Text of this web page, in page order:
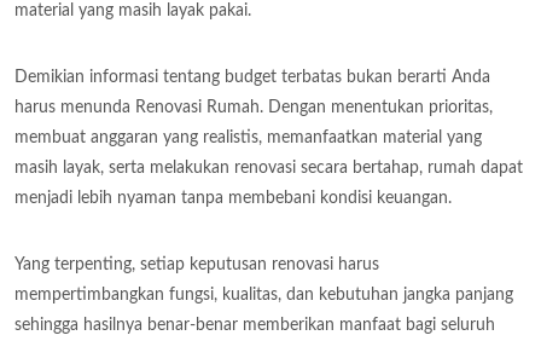
material yang masih layak pakai.
Demikian informasi tentang budget terbatas bukan berarti Anda
harus menunda Renovasi Rumah. Dengan menentukan prioritas,
membuat anggaran yang realistis, memanfaatkan material yang
masih layak, serta melakukan renovasi secara bertahap, rumah dapat
menjadi lebih nyaman tanpa membebani kondisi keuangan.
Yang terpenting, setiap keputusan renovasi harus
mempertimbangkan fungsi, kualitas, dan kebutuhan jangka panjang
sehingga hasilnya benar-benar memberikan manfaat bagi seluruh